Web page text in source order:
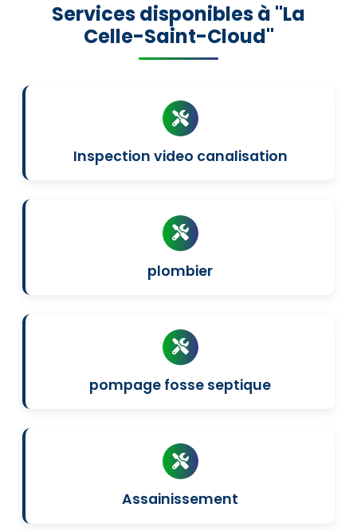
Services disponibles à "La
Celle-Saint-Cloud"
Inspection video canalisation
plombier
pompage fosse septique
Assainissement